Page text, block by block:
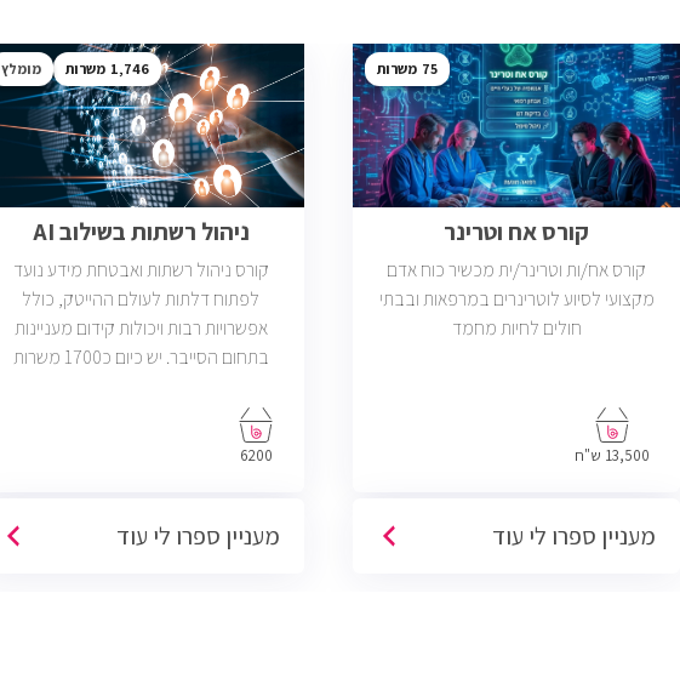
75
קורס אח וטרינר
קורס אח/ות וטרינר/ית מכשיר כוח אדם
מקצועי לסיוע לוטרינרים במרפאות ובבתי
חולים לחיות מחמד
13,500 ש"ח
מעניין ספרו לי עוד
1,746 מומלץ
ניהול רשתות בשילוב AI
קורס ניהול רשתות ואבטחת מידע נועד
לפתוח דלתות לעולם ההייטק, כולל
אפשרויות רבות ויכולות קידום מעניינות
בתחום הסייבר. יש כיום כ1700 משרות
בניהול רשתות והסמכת CCNA.
6200
מעניין ספרו לי עוד